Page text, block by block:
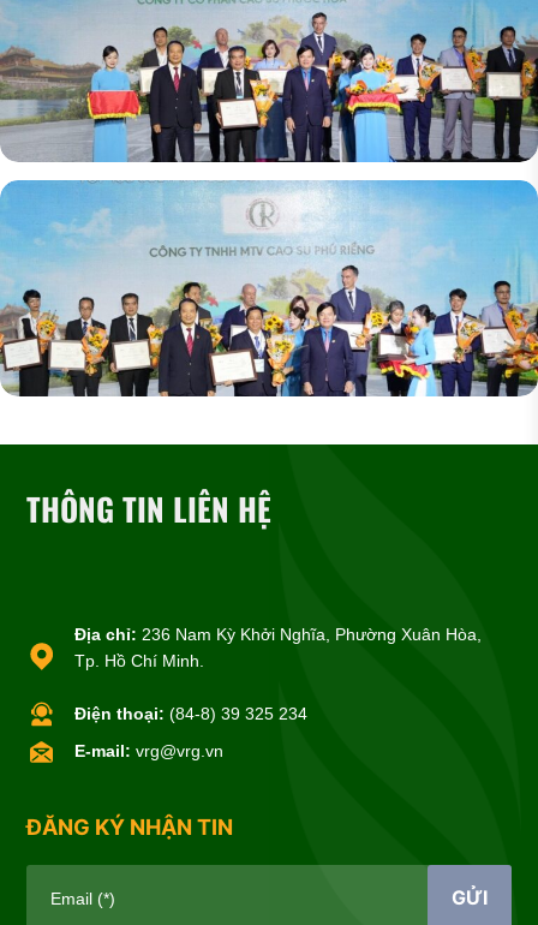
THÔNG TIN LIÊN HỆ
Địa chỉ: 236 Nam Kỳ Khởi Nghĩa, Phường Xuân Hòa,
Tp. Hồ Chí Minh.
Điện thoại: (84-8) 39 325 234
E-mail: vrg@vrg.vn
ĐĂNG KÝ NHẬN TIN
Email (*) GỬI